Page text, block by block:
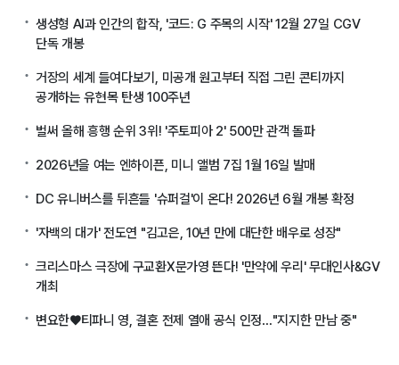
생성형 AI과 인간의 합작, '코드: G 주목의 시작' 12월 27일 CGV
단독 개봉
거장의 세계 들여다보기, 미공개 원고부터 직접 그린 콘티까지
공개하는 유현목 탄생 100주년
벌써 올해 흥행 순위 3위! '주토피아 2' 500만 관객 돌파
2026년을 여는 엔하이픈, 미니 앨범 7집 1월 16일 발매
DC 유니버스를 뒤흔들 '슈퍼걸'이 온다! 2026년 6월 개봉 확정
'자백의 대가' 전도연 "김고은, 10년 만에 대단한 배우로 성장"
크리스마스 극장에 구교환X문가영 뜬다! '만약에 우리' 무대인사&GV
개최
변요한♥티파니 영, 결혼 전제 열애 공식 인정…"지지한 만남 중"